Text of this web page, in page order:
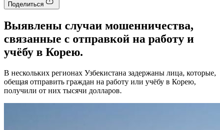
Поделиться
Выявлены случаи мошенничества,
связанные с отправкой на работу и
учёбу в Корею.
В нескольких регионах Узбекистана задержаны лица, которые,
обещая отправить граждан на работу или учёбу в Корею,
получили от них тысячи долларов.